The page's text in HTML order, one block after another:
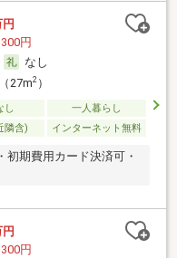
円
なし
27m2）
し
一人暮らし
隣含) インターネット無料
初期費用カード決済可・
円